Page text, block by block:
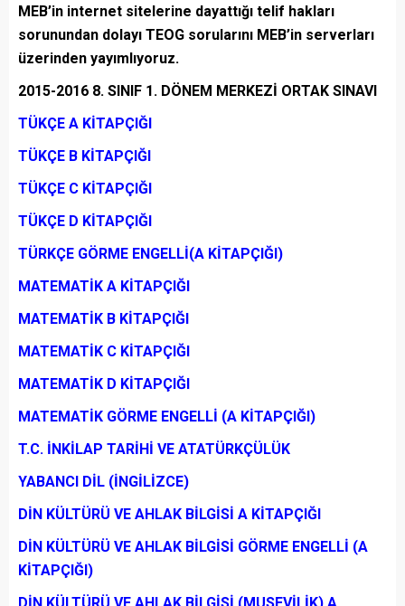
MEB’in internet sitelerine dayattığı telif hakları
sorunundan dolayı TEOG sorularını MEB’in serverları
üzerinden yayımlıyoruz.
2015-2016 8. SINIF 1. DÖNEM MERKEZİ ORTAK SINAVI
TÜKÇE A KİTAPÇIĞI
TÜKÇE B KİTAPÇIĞI
TÜKÇE C KİTAPÇIĞI
TÜKÇE D KİTAPÇIĞI
TÜRKÇE GÖRME ENGELLİ(A KİTAPÇIĞI)
MATEMATİK A KİTAPÇIĞI
MATEMATİK B KİTAPÇIĞI
MATEMATİK C KİTAPÇIĞI
MATEMATİK D KİTAPÇIĞI
MATEMATİK GÖRME ENGELLİ (A KİTAPÇIĞI)
T.C. İNKİLAP TARİHİ VE ATATÜRKÇÜLÜK
YABANCI DİL (İNGİLİZCE)
DİN KÜLTÜRÜ VE AHLAK BİLGİSİ A KİTAPÇIĞI
DİN KÜLTÜRÜ VE AHLAK BİLGİSİ GÖRME ENGELLİ (A
KİTAPÇIĞI)
DİN KÜLTÜRÜ VE AHLAK BİLGİSİ (MUSEVİLİK) A